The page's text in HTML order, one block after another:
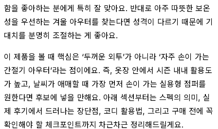
함을 좋아하는 분에게 특히 잘 맞아요. 반대로 아주 따뜻한 보온
성을 우선하는 겨울 아우터를 찾는다면 성격이 다르기 때문에 기
대치를 분명히 조절하는 게 좋아요.
이 제품을 볼 때 핵심은 ‘두꺼운 외투’가 아니라 ‘자주 손이 가는
간절기 아우터’라는 점이에요. 즉, 옷장 안에서 시즌 내내 활용도
가 높고, 날씨가 애매할 때 가장 먼저 손이 가는 실용형 점퍼를
원한다면 후보에 넣을 만해요. 아래 섹션부터는 스펙의 의미, 실
제 후기에서 드러나는 장단점, 코디 활용법, 그리고 구매 전에 꼭
확인해야 할 체크포인트까지 차근차근 정리해드릴게요.